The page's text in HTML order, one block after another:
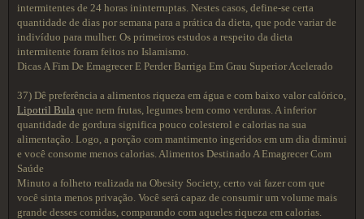
intermitentes de 24 horas ininterruptas. Nestes casos, define-se certa
quantidade de dias por semana para a prática da dieta, que pode variar de
indivíduo para mulher. Os primeiros estudos a respeito da dieta
intermitente foram feitos no Islamismo.
Dicas A Fim De Emagrecer E Perder Barriga Em Grau Superior Acelerado
37) Dê preferência a alimentos riqueza em água e com baixo valor calórico,
Lipotril Bula que nem frutas, legumes bem como verduras. A inferior
quantidade de gordura significa pouco colesterol e calorias na sua
alimentação. Logo, a porção com mantimento ingeridos em um dia diminui
e você consome menos calorias. Alimentos Destinado A Emagrecer Com
Saúde
Minuto a folheto realizada na Obesity Society, certo vai fazer com que
você sinta menos privação. Você será capaz de consumir um volume mais
grande desses comidas, comparando com aqueles riqueza em calorias.